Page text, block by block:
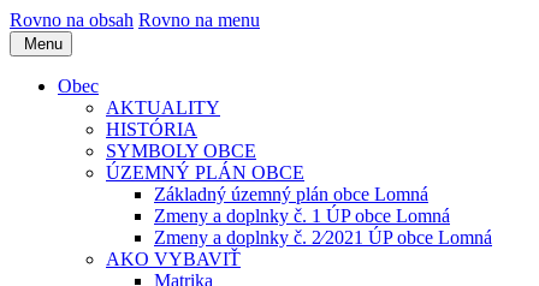
Rovno na obsah Rovno na menu
Menu
Obec
AKTUALITY
HISTÓRIA
SYMBOLY OBCE
ÚZEMNÝ PLÁN OBCE
Základný územný plán obce Lomná
Zmeny a doplnky č. 1 ÚP obce Lomná
Zmeny a doplnky č. 2⁄2021 ÚP obce Lomná
AKO VYBAVIŤ
Matrika